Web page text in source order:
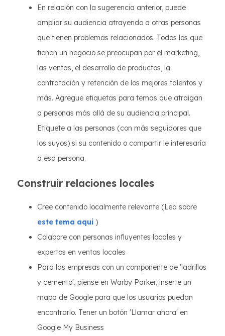
En relación con la sugerencia anterior, puede
ampliar su audiencia atrayendo a otras personas
que tienen problemas relacionados. Todos los que
tienen un negocio se preocupan por el marketing,
las ventas, el desarrollo de productos, la
contratación y retención de los mejores talentos y
más. Agregue etiquetas para temas que atraigan
a personas más allá de su audiencia principal.
Etiquete a las personas (con más seguidores que
los suyos) si su contenido o compartir le interesaría
a esa persona.
Construir relaciones locales
Cree contenido localmente relevante (Lea sobre
este tema aqui )
Colabore con personas influyentes locales y
expertos en ventas locales
Para las empresas con un componente de 'ladrillos
y cemento', piense en Warby Parker, inserte un
mapa de Google para que los usuarios puedan
encontrarlo. Tener un botón 'Llamar ahora' en
Google My Business